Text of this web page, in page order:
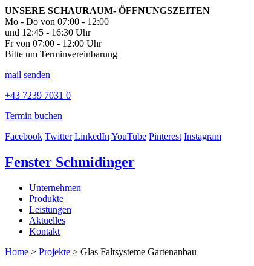
UNSERE SCHAURAUM- ÖFFNUNGSZEITEN
Mo - Do von 07:00 - 12:00
und 12:45 - 16:30 Uhr
Fr von 07:00 - 12:00 Uhr
Bitte um Terminvereinbarung
mail senden
+43 7239 7031 0
Termin buchen
Facebook Twitter LinkedInYouTube Pinterest Instagram
Fenster Schmidinger
Unternehmen
Produkte
Leistungen
Aktuelles
Kontakt
Home > Projekte > Glas Faltsysteme Gartenanbau